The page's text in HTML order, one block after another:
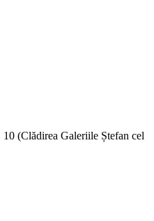
(Clădirea Galeriile Ștefan cel